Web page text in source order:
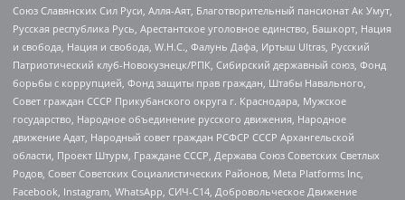
Союз Славянских Сил Руси, Алля-Аят, Благотворительный пансионат Ак Умут,
Русская республика Русь, Арестантское уголовное единство, Башкорт, Нация
и свобода, Нация и свобода, W.H.С., Фалунь Дафа, Иртыш Ultras, Русский
Патриотический клуб-Новокузнецк/РПК, Сибирский державный союз, Фонд
борьбы с коррупцией, Фонд защиты прав граждан, Штабы Навального,
Совет граждан СССР Прикубанского округа г. Краснодара, Мужское
государство, Народное объединение русского движения, Народное
движение Адат, Народный совет граждан РСФСР СССР Архангельской
области, Проект Штурм, Граждане СССР, Держава Союз Советских Светлых
Родов, Совет Советских Социалистических Районов, Meta Platforms Inc,
Facebook, Instagram, WhatsApp, СИЧ-С14, Добровольческое Движение